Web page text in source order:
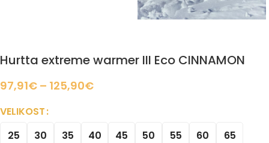
Hurtta extreme warmer III Eco CINNAMON
97,91€ – 125,90€
VELIKOST
25
30 35 40 45 50 55 60 65